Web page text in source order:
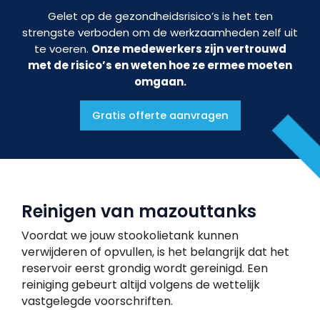
Gelet op de gezondheidsrisico’s is het ten
strengste verboden om de werkzaamheden zelf uit
te voeren. Onze medewerkers zijn vertrouwd
met de risico’s en weten hoe ze ermee moeten
omgaan.
Gratis offerte aanvragen
Reinigen van mazouttanks
Voordat we jouw stookolietank kunnen
verwijderen of opvullen, is het belangrijk dat het
reservoir eerst grondig wordt gereinigd. Een
reiniging gebeurt altijd volgens de wettelijk
vastgelegde voorschriften.